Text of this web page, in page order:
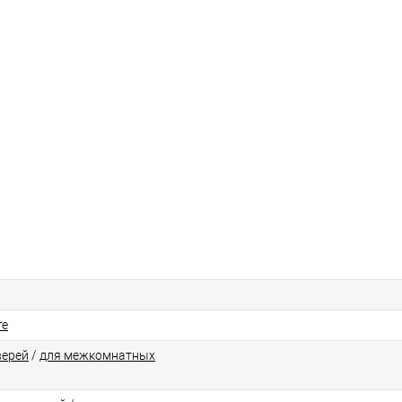
/ для межкомнатных